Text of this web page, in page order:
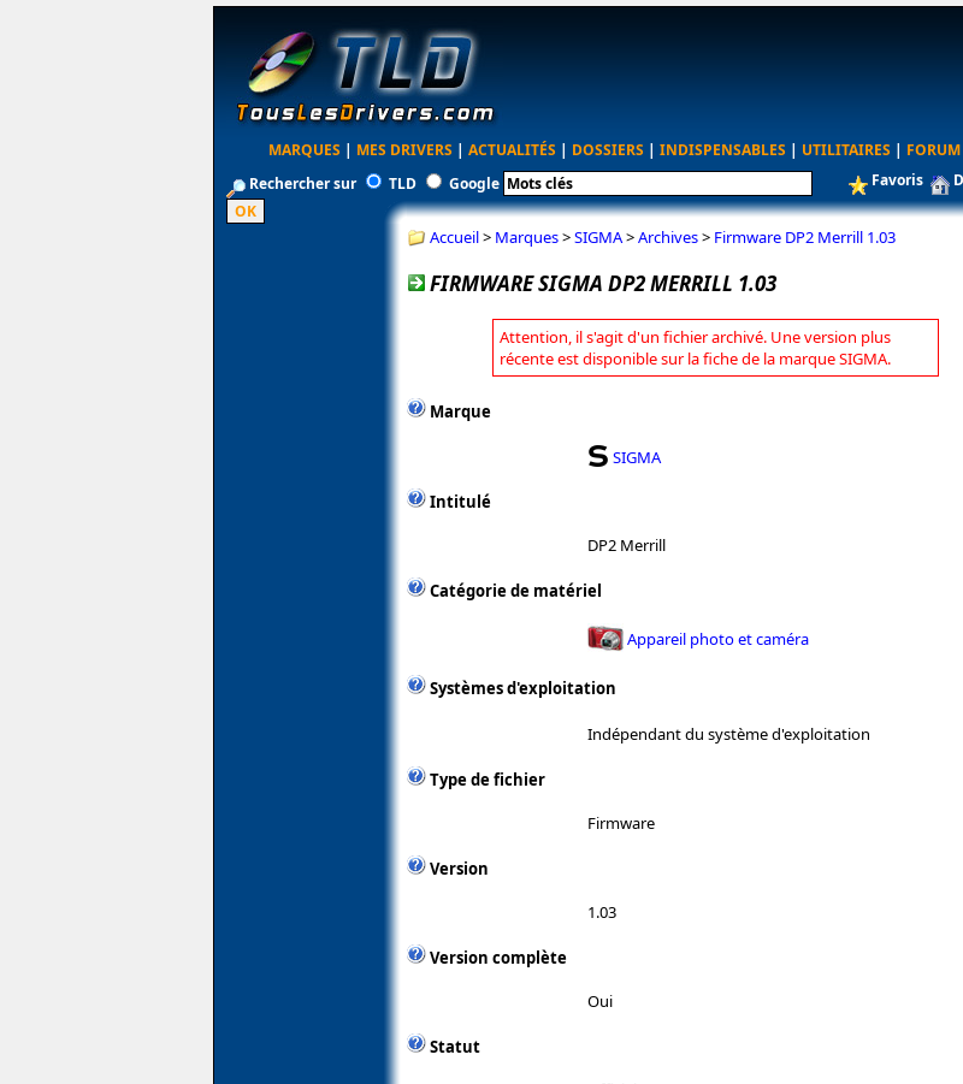
MARQUES | MES DRIVERS | ACTUALITÉS | DOSSIERS | INDISPENSABLES | UTILITAIRES | FORUM
Rechercher sur
TLD Google Favoris
Accueil> Marques>SIGMA>Archives> Firmware DP2 Merrill 1.03
FIRMWARE SIGMA DP2 MERRILL 1.03
Attention, il s'agit d'un fichier archivé. Une version plus
récente est disponible sur la fiche de la marque SIGMA.
Marque
SIGMA
Intitulé
DP2 Merrill
Catégorie de matériel
Appareil photo et caméra
Systèmes d'exploitation
Indépendant du système d'exploitation
Type de fichier
Firmware
Version
1.03
Version complète
Oui
Statut